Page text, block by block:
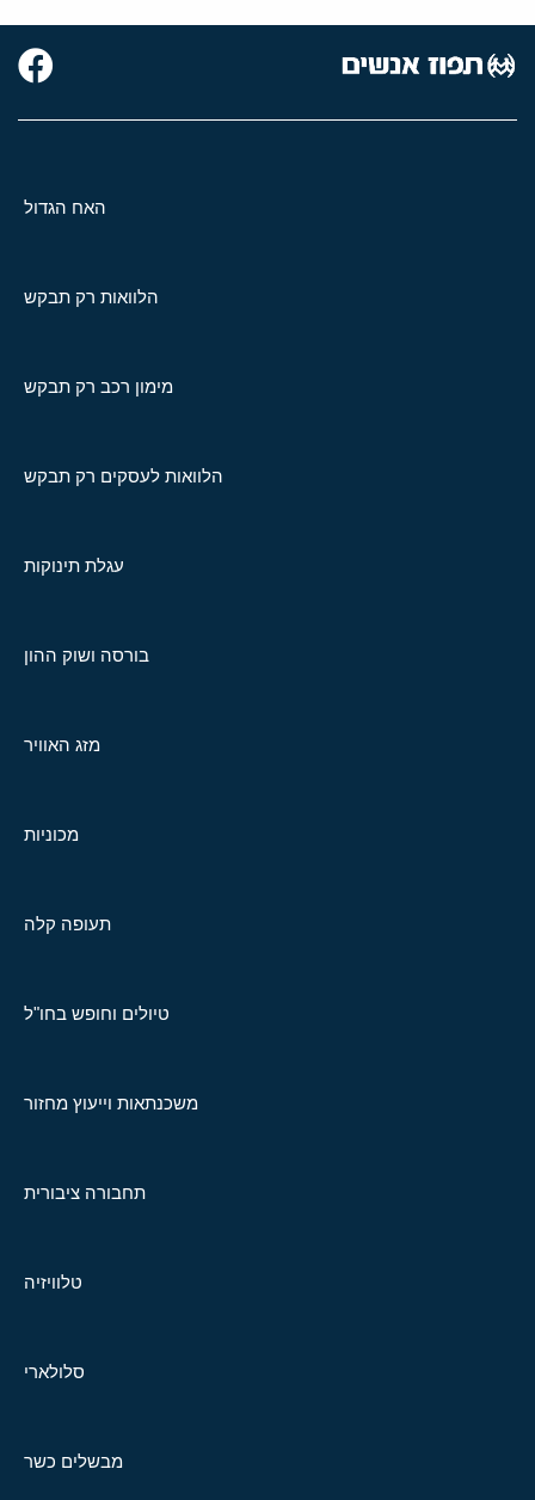
האח הגדול
הלוואות רק תבקש
מימון רכב רק תבקש
הלוואות לעסקים רק תבקש
עגלת תינוקות
בורסה ושוק ההון
מזג האוויר
מכוניות
תעופה קלה
טיולים וחופש בחו"ל
משכנתאות וייעוץ מחזור
תחבורה ציבורית
טלוויזיה
סלולארי
מבשלים כשר